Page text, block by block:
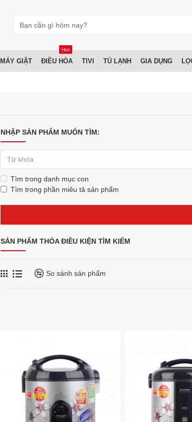
MÁY GIẶT ĐIỀU HÒA
Hot
TIVI TỦ LẠNH GIA DỤNG
NHẬP SẢN PHẨM MUỐN TÌM:
Tìm trong danh mục con
Tìm trong phần miêu tả sản phẩm
SẢN PHẨM THỎA ĐIỀU KIỆN TÌM KIẾM
So sánh sản phẩm